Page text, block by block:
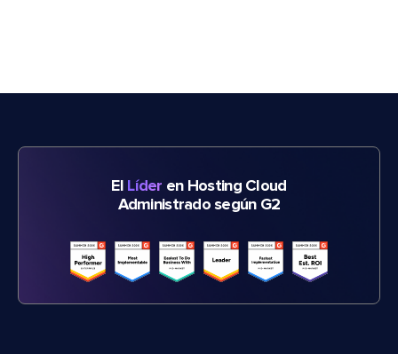
El Líder en Hosting Cloud
Administrado según G2